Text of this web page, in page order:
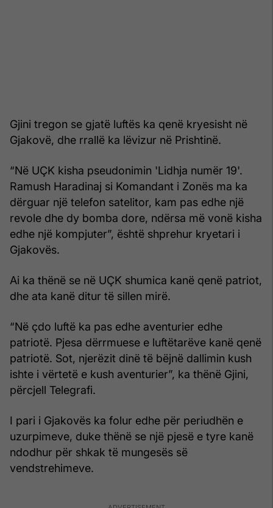
Gjini tregon se gjatë luftës ka qenë kryesisht në
Gjakovë, dhe rrallë ka lëvizur në Prishtinë.
“Në UÇK kisha pseudonimin 'Lidhja numër 19'.
Ramush Haradinaj si Komandant i Zonës ma ka
dërguar një telefon satelitor, kam pas edhe një
revole dhe dy bomba dore, ndërsa më vonë kisha
edhe një kompjuter”, është shprehur kryetari i
Gjakovës.
Ai ka thënë se në UÇK shumica kanë qenë patriot,
dhe ata kanë ditur të sillen mirë.
“Në çdo luftë ka pas edhe aventurier edhe
patriotë. Pjesa dërrmuese e luftëtarëve kanë qenë
patriotë. Sot, njerëzit dinë të bëjnë dallimin kush
ishte i vërtetë e kush aventurier”, ka thënë Gjini,
përcjell Telegrafi.
I pari i Gjakovës ka folur edhe për periudhën e
uzurpimeve, duke thënë se një pjesë e tyre kanë
ndodhur për shkak të mungesës së
vendstrehimeve.